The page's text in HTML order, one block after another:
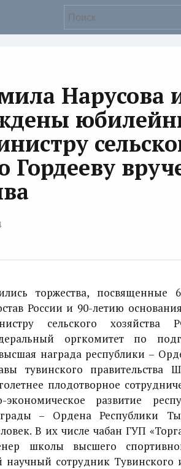
Нарусова
Гордееву
торжества, посвященные
России и 90-летию
сельского хозяйства
оргкомитет по
награда республики –
тувинского правительства
плодотворное
развитие
– Ордена Республики
В их числе чабан ГУП
школы высшего
научный сотрудник Тувинского